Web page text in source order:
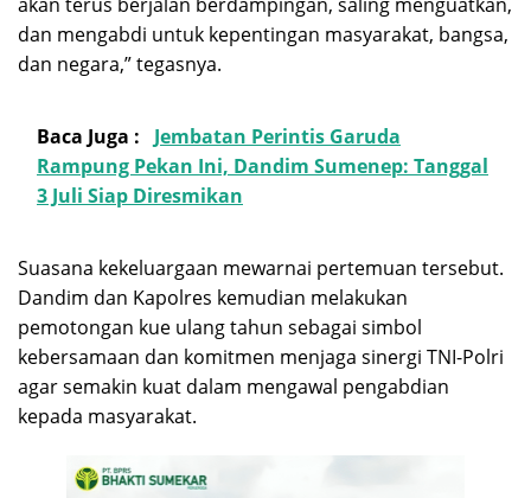
dan mengabdi untuk kepentingan masyarakat, bangsa,
dan negara,” tegasnya.
Baca Juga :
Jembatan Perintis Garuda
Rampung Pekan Ini, Dandim Sumenep: Tanggal
3 Juli Siap Diresmikan
Suasana kekeluargaan mewarnai pertemuan tersebut.
Dandim dan Kapolres kemudian melakukan
pemotongan kue ulang tahun sebagai simbol
kebersamaan dan komitmen menjaga sinergi TNI-Polri
agar semakin kuat dalam mengawal pengabdian
kepada masyarakat.